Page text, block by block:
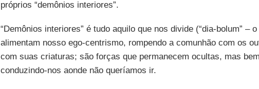
próprios “demônios interiores”.
“Demônios interiores” é tudo aquilo que nos divide (“dia-bolum” –
alimentam nosso ego-centrismo, rompendo a comunhão com os
com suas criaturas; são forças que permanecem ocultas, mas
conduzindo-nos aonde não queríamos ir.